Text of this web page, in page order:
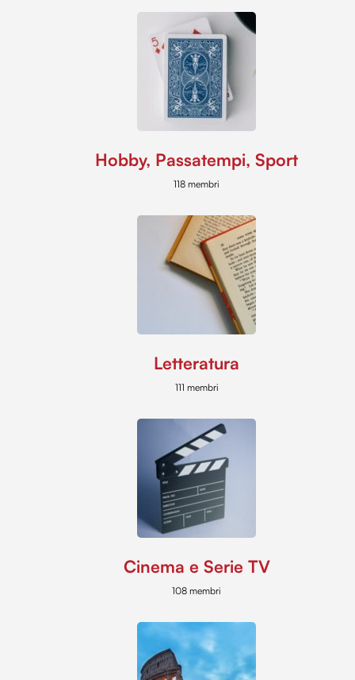
Hobby, Passatempi, Sport
118 membri
Letteratura
111 membri
Cinema e Serie TV
108 membri